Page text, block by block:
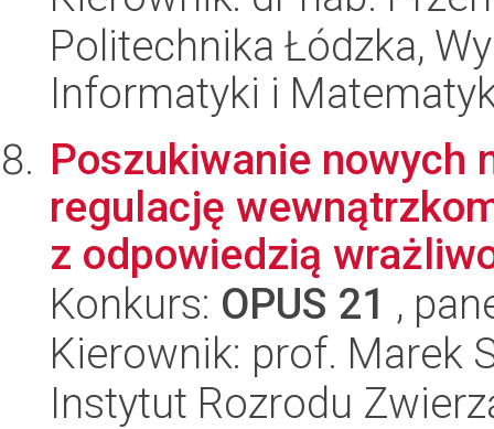
Politechnika Łódzka,
Informatyki i
Poszukiwanie nowych
regulację
z odpowiedzią
Konkurs: OPUS 21 ,
Kierownik: prof. Marek
Instytut Rozrodu